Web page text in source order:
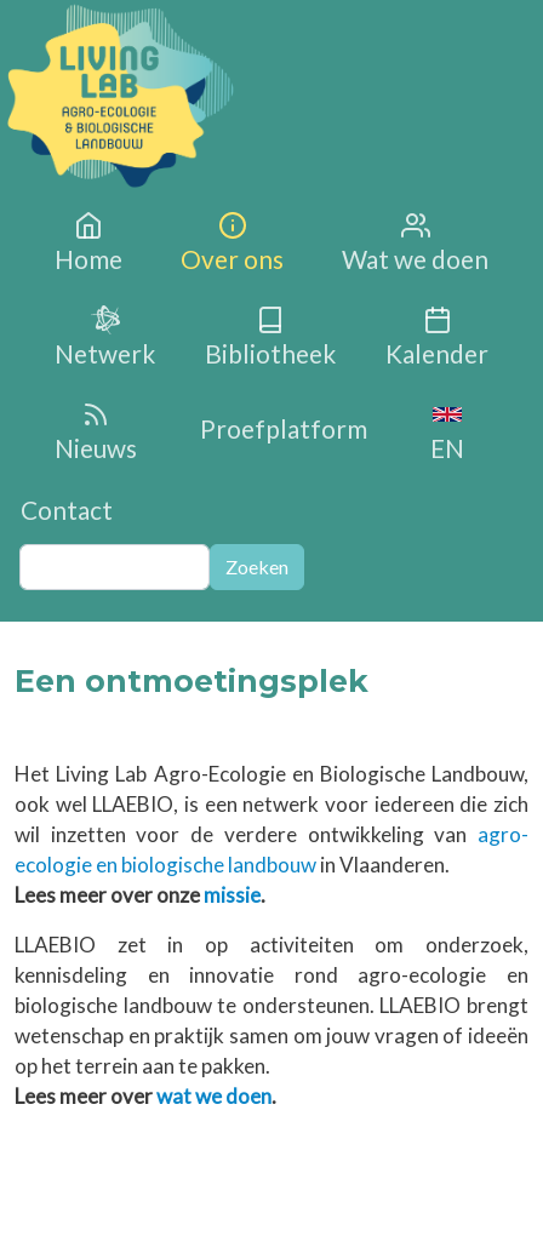
Overslaan en naar de inhoud gaan
Main navigation
Home Over ons Wat we doen
Netwerk Bibliotheek Kalender
Nieuws
Proefplatform
EN
Contact
Zoeken Zoeken
Een ontmoetingsplek
Het Living Lab Agro-Ecologie en Biologische Landbouw,
ook wel LLAEBIO, is een netwerk voor iedereen die zich
wil inzetten voor de verdere ontwikkeling van agro-
ecologie en biologische landbouwin Vlaanderen.
Lees meer over onzemissie.
LLAEBIO zet in op activiteiten om onderzoek,
kennisdeling en innovatie rond agro-ecologie en
biologische landbouw te ondersteunen. LLAEBIO brengt
wetenschap en praktijk samen om jouw vragen of ideeën
op het terrein aan te pakken.
Lees meer overwat we doen.